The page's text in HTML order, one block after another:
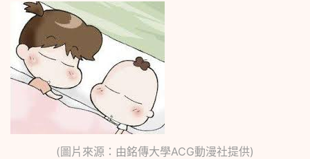
(圖片來源：由銘傳大學ACG動漫社提供)